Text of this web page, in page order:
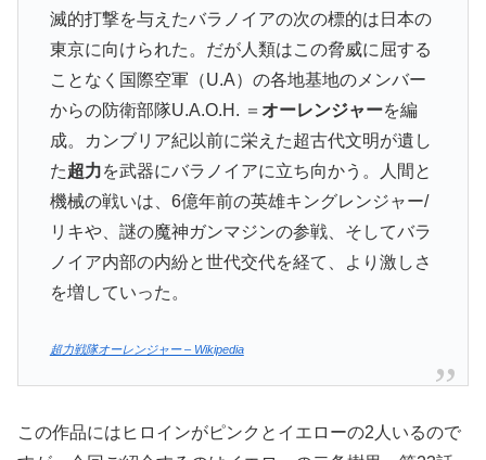
滅的打撃を与えたバラノイアの次の標的は日本の
東京に向けられた。だが人類はこの脅威に屈する
ことなく国際空軍（U.A）の各地基地のメンバー
からの防衛部隊U.A.O.H. ＝ オーレンジャーを編
成。カンブリア紀以前に栄えた超古代文明が遺し
た超力を武器にバラノイアに立ち向かう。人間と
機械の戦いは、6億年前の英雄キングレンジャー/
リキや、謎の魔神ガンマジンの参戦、そしてバラ
ノイア内部の内紛と世代交代を経て、より激しさ
を増していった。
超力戦隊オーレンジャー – Wikipedia
この作品にはヒロインがピンクとイエローの2人いるので